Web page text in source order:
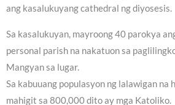
ang kasalukuyang cathedral ng diyosesis.
Sa kasalukuyan, mayroong 40 parokya
personal parish na nakatuon sa
Mangyan sa lugar.
Sa kabuuang populasyon ng lalawigan na
mahigit sa 800,000 dito ay mga Katoliko.